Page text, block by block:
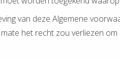
van deze Algemene
het recht zou verliezen